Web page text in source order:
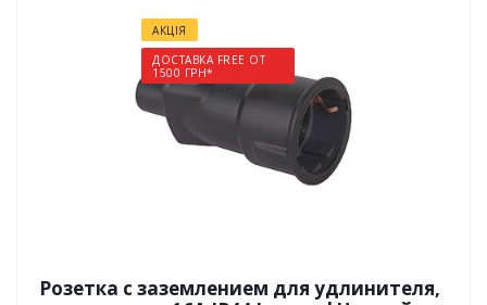
АКЦІЯ
ДОСТАВКА FREE ОТ
1500 ГРН*
Розетка с заземлением для удлинителя,